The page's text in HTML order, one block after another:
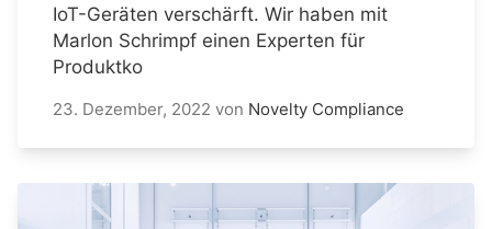
IoT-Geräten verschärft. Wir haben mit
Marlon Schrimpf einen Experten für
Produktko
23. Dezember, 2022 von Novelty Compliance